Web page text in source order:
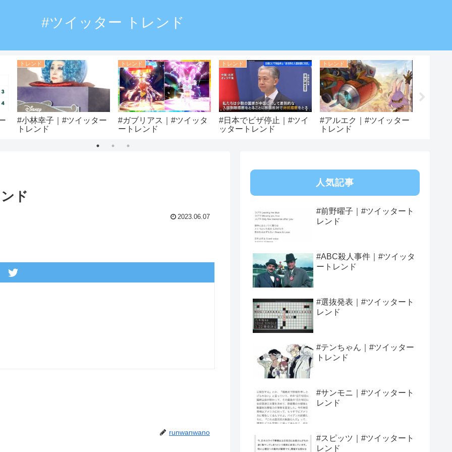
#ツイッター トレンド
トレンド
#小林幸子｜#ツイッター
トレンド
トレンド
#ガブリアス｜#ツイッタ
ートレンド
トレンド
#日本でビザ停止｜#ツイ
ッタートレンド
トレンド
#アルエク｜#ツイッター
トレンド
ド
2023.06.07
runwanwano
人気記事
#前野曜子｜#ツイッタート
レンド
#ABC殺人事件｜#ツイッタ
ートレンド
#選抜発表｜#ツイッタート
レンド
#テンちゃん｜#ツイッター
トレンド
#サンモニ｜#ツイッタート
レンド
#スピッツ｜#ツイッタート
レンド